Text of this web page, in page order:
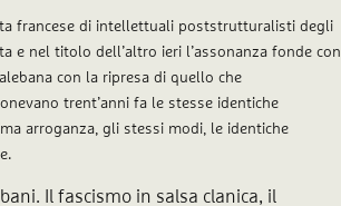
francese di intellettuali poststrutturalisti degli
e nel titolo dell’altro ieri l’assonanza fonde con
con la ripresa di quello che
trent’anni fa le stesse identiche
arroganza, gli stessi modi, le identiche
Il fascismo in salsa clanica, il